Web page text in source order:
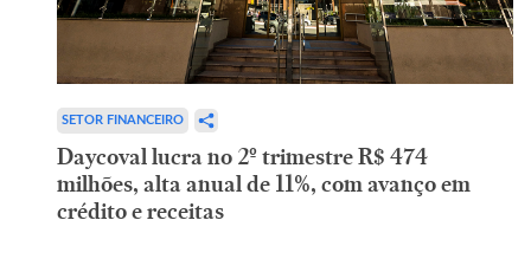
SETOR FINANCEIRO
Daycoval lucra no 2º trimestre R$ 474
milhões, alta anual de 11%, com avanço em
crédito e receitas